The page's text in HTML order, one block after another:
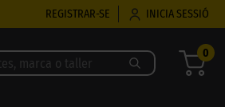
REGISTRAR-SE INICIA SESSIÓ
0